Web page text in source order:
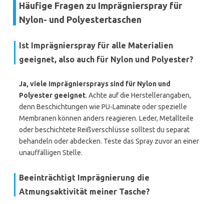
Häufige Fragen zu Imprägnierspray für
Nylon- und Polyestertaschen
Ist Imprägnierspray für alle Materialien
geeignet, also auch für Nylon und Polyester?
Ja, viele Imprägniersprays sind für Nylon und
Polyester geeignet. Achte auf die Herstellerangaben,
denn Beschichtungen wie PU-Laminate oder spezielle
Membranen können anders reagieren. Leder, Metallteile
oder beschichtete Reißverschlüsse solltest du separat
behandeln oder abdecken. Teste das Spray zuvor an einer
unauffälligen Stelle.
Beeinträchtigt Imprägnierung die
Atmungsaktivität meiner Tasche?